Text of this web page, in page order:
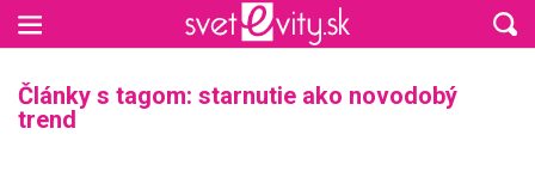
Články s tagom: starnutie ako novodobý
trend